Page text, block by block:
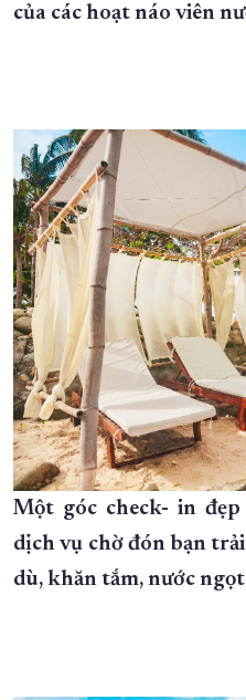
của các hoạt náo viên
Một góc check- in
dịch vụ chờ đón bạn
dù, khăn tắm, nước